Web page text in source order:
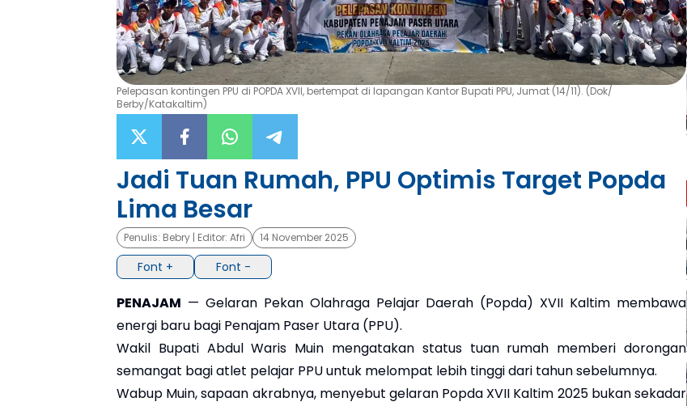
Pelepasan kontingen PPU di POPDA XVII, bertempat di lapangan Kantor Bupati PPU, Jumat (14/11). (Dok/
Berby/Katakaltim)
Jadi Tuan Rumah, PPU Optimis Target Popda
Lima Besar
Penulis: Bebry | Editor: Afri 14 November 2025
Font + Font -
PENAJAM — Gelaran Pekan Olahraga Pelajar Daerah (Popda) XVII Kaltim membawa
energi baru bagi Penajam Paser Utara (PPU).
Wakil Bupati Abdul Waris Muin mengatakan status tuan rumah memberi dorongan
semangat bagi atlet pelajar PPU untuk melompat lebih tinggi dari tahun sebelumnya.
Wabup Muin, sapaan akrabnya, menyebut gelaran Popda XVII Kaltim 2025 bukan sekadar